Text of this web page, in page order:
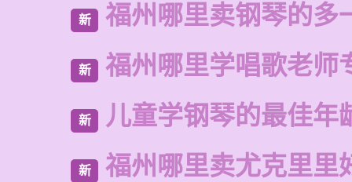
新 福州哪里卖钢琴的多
新 福州哪里学唱歌老师
新 儿童学钢琴的最佳年
新 福州哪里卖尤克里里